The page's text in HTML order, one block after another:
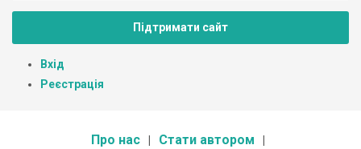
Підтримати сайт
Вхід
Реєстрація
Про нас Стати автором